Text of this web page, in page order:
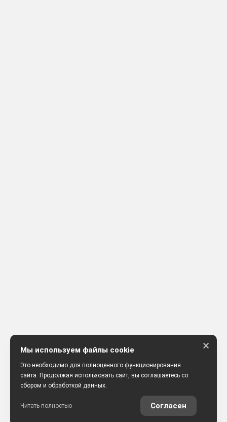
Мы используем файлы cookie
Это необходимо для полноценного функционирования
сайта. Продолжая использовать сайт, вы соглашаетесь со
сбором и обработкой данных.
Читать полностью Согласен
×